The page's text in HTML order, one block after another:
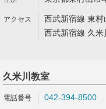
西武新宿線 東
西武新宿線 久
久米川教室
042-394-8500